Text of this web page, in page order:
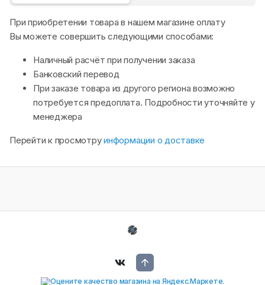
При приобретении товара в нашем магазине оплату
Вы можете совершить следующими способами:
Наличный расчёт при получении заказа
Банковский перевод
При заказе товара из другого региона возможно
потребуется предоплата. Подробности уточняйте у
менеджера
Перейти к просмотруинформации о доставке